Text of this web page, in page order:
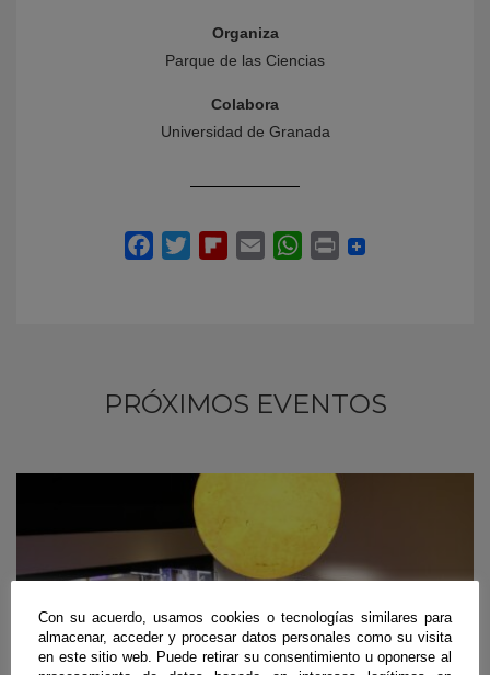
Organiza
Parque de las Ciencias
Colabora
Universidad de Granada
PRÓXIMOS EVENTOS
Con su acuerdo, usamos cookies o tecnologías similares para
almacenar, acceder y procesar datos personales como su visita
en este sitio web. Puede retirar su consentimiento u oponerse al